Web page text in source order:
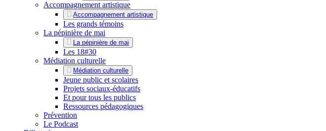
Accompagnement artistique
Accompagnement artistique
Les grands témoins
La pépinière de mai
La pépinière de mai
Les 18#30
Médiation culturelle
Médiation culturelle
Jeune public et scolaires
Projets sociaux-éducatifs
Et pour tous les publics
Ressources pédagogiques
Prévention
Le Podcast